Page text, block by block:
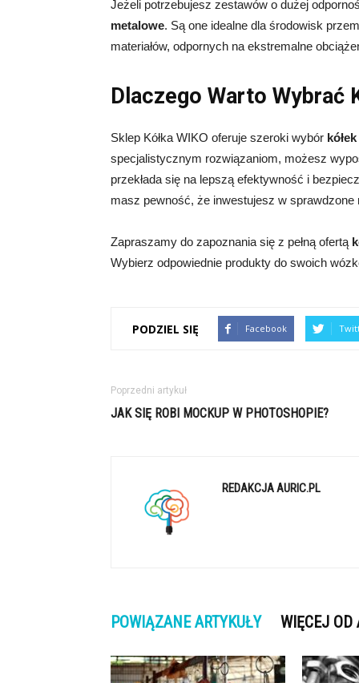
Jeżeli potrzebujesz zestawów o dużej
metalowe. Są one idealne dla środowisk
materiałów, odpornych na ekstremalne
Dlaczego Warto Wybrać
Sklep Kółka WIKO oferuje szeroki wybór
specjalistycznym rozwiązaniom, możesz
przekłada się na lepszą efektywność i
masz pewność, że inwestujesz w sprawdzone
Zapraszamy do zapoznania się z pełną ofertą
Wybierz odpowiednie produkty do swoich
PODZIEL SIĘ Facebook
Poprzedni artykuł
JAK SIĘ ROBI MOCKUP W PHOTOSHOPIE?
REDAKCJA AURIC.PL
POWIĄZANE ARTYKUŁY WIĘCEJ OD